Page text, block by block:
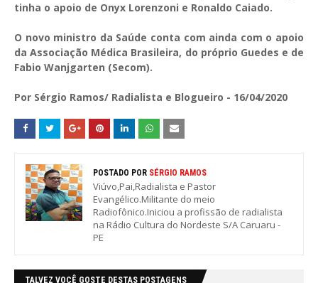
tinha o apoio de Onyx Lorenzoni e Ronaldo Caiado.
O novo ministro da Saúde conta com ainda com o apoio
da Associação Médica Brasileira, do próprio Guedes e de
Fabio Wanjgarten (Secom).
Por Sérgio Ramos/ Radialista e Blogueiro - 16/04/2020
POSTADO POR SÉRGIO RAMOS
Viúvo,Pai,Radialista e Pastor
Evangélico.Militante do meio
Radiofônico.Iniciou a profissão de radialista
na Rádio Cultura do Nordeste S/A Caruaru -
PE
TALVEZ VOCÊ GOSTE DESTAS POSTAGENS